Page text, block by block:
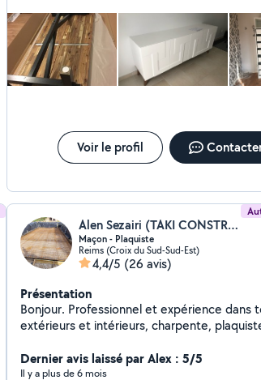
Voir le profil
Alen Sezairi (TAKI CONSTRUCTION)
Maçon - Plaquiste
Reims (Croix du Sud-Sud-Est)
4,4/5 (26 avis)
Présentation
Bonjour. Professionnel et expérience dans
extérieurs et intérieurs, charpente,
diverses, montage meuble cuisine équipée,
Travaux sur devis, références sérieuses
Dernier avis laissé par Alex : 5/5
Il y a plus de 6 mois